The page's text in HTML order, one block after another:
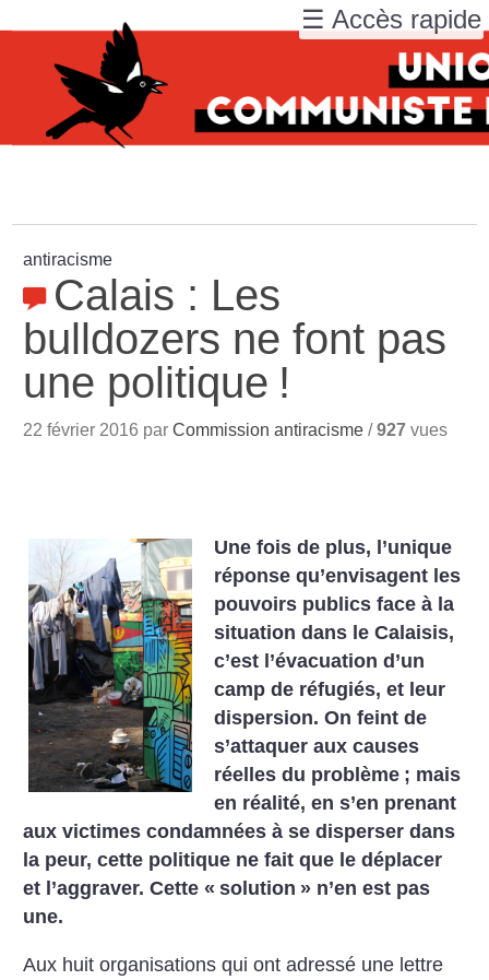
antiracisme
Calais : Les
bulldozers ne font pas
une politique !
22 février 2016 parCommission antiracisme /927 vues
Une fois de plus, l’unique
réponse qu’envisagent les
pouvoirs publics face à la
situation dans le Calaisis,
c’est l’évacuation d’un
camp de réfugiés, et leur
dispersion. On feint de
s’attaquer aux causes
réelles du problème ; mais
en réalité, en s’en prenant
aux victimes condamnées à se disperser dans
la peur, cette politique ne fait que le déplacer
et l’aggraver. Cette « solution » n’en est pas
une.
Aux huit organisations qui ont adressé une lettre
☰ Accès rapide